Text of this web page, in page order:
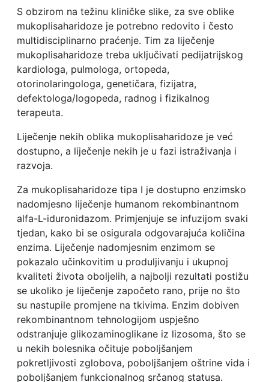
S obzirom na težinu kliničke slike, za sve oblike
mukoplisaharidoze je potrebno redovito i često
multidisciplinarno praćenje. Tim za liječenje
mukoplisaharidoze treba uključivati pedijatrijskog
kardiologa, pulmologa, ortopeda,
otorinolaringologa, genetičara, fizijatra,
defektologa/logopeda, radnog i fizikalnog
terapeuta.
Liječenje nekih oblika mukoplisaharidoze je već
dostupno, a liječenje nekih je u fazi istraživanja i
razvoja.
Za mukoplisaharidoze tipa I je dostupno enzimsko
nadomjesno liječenje humanom rekombinantnom
alfa-L-iduronidazom. Primjenjuje se infuzijom svaki
tjedan, kako bi se osigurala odgovarajuća količina
enzima. Liječenje nadomjesnim enzimom se
pokazalo učinkovitim u produljivanju i ukupnoj
kvaliteti života oboljelih, a najbolji rezultati postižu
se ukoliko je liječenje započeto rano, prije no što
su nastupile promjene na tkivima. Enzim dobiven
rekombinantnom tehnologijom uspješno
odstranjuje glikozaminoglikane iz lizosoma, što se
u nekih bolesnika očituje poboljšanjem
pokretljivosti zglobova, poboljšanjem oštrine vida i
poboljšanjem funkcionalnog srčanog statusa.